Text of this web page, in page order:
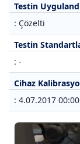
Testin
: Çözelti
Testin
: -
Cihaz
: 4.07.2017